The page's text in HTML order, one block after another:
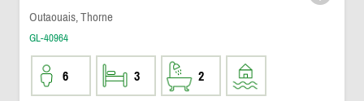
Outaouais, Thorne
GL-40964
6 3 2